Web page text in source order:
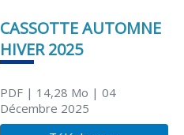
CASSOTTE AUTOMNE
HIVER 2025
PDF| 14,28 Mo | 04
Décembre 2025